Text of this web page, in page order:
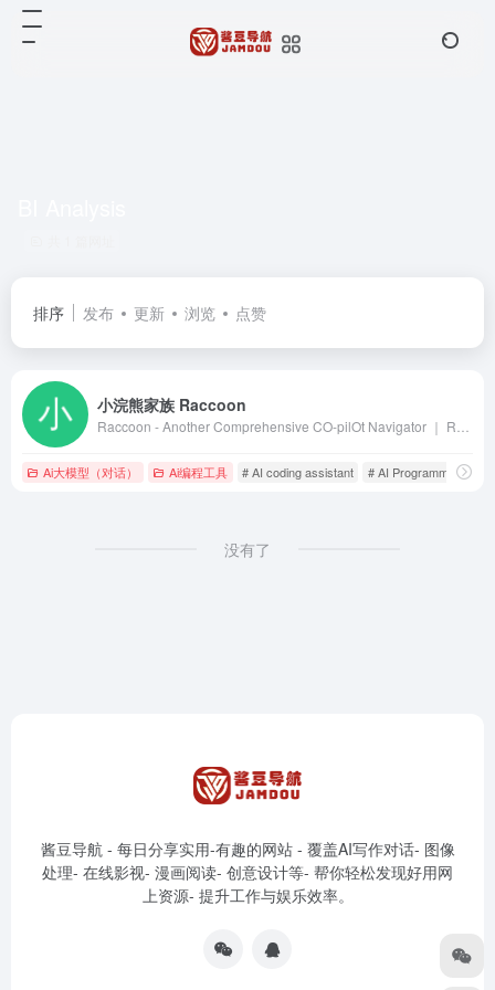
排序 发布 更新 浏览 点赞
小浣熊家族 Raccoon
Ai大模型（对话） Ai编程工具 # AI coding assistant # AI Programming Tool
没有了
酱豆导航 - 每日分享实用-有趣的网站 - 覆盖AI写作对话- 图像
处理- 在线影视- 漫画阅读- 创意设计等- 帮你轻松发现好用网
上资源- 提升工作与娱乐效率。